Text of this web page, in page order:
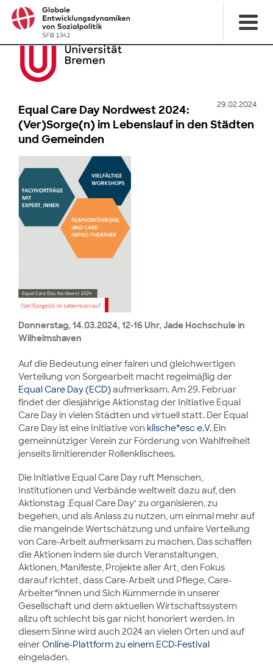
29.02.2024
Equal Care Day Nordwest 2024:
(Ver)Sorge(n) im Lebenslauf in den Städten
und Gemeinden
Donnerstag, 14.03.2024, 12-16 Uhr, Jade Hochschule in
Wilhelmshaven
Auf die Bedeutung einer fairen und gleichwertigen
Verteilung von Sorgearbeit macht regelmäßig der
Equal Care Day (ECD)aufmerksam. Am 29. Februar
findet der diesjährige Aktionstag der Initiative Equal
Care Day in vielen Städten und virtuell statt. Der Equal
Care Day ist eine Initiative von klische*esc e.V. Ein
gemeinnütziger Verein zur Förderung von Wahlfreiheit
jenseits limitierender Rollenklischees.
Die Initiative Equal Care Day ruft Menschen,
Institutionen und Verbände weltweit dazu auf, den
Aktionstag ‚Equal Care Day‘ zu organisieren, zu
begehen, und als Anlass zu nutzen, um einmal mehr auf
die mangelnde Wertschätzung und unfaire Verteilung
von Care-Arbeit aufmerksam zu machen. Das schaffen
die Aktionen indem sie durch Veranstaltungen,
Aktionen, Manifeste, Projekte aller Art, den Fokus
darauf richtet, dass Care-Arbeit und Pflege, Care-
Arbeiter*innen und Sich Kümmernde in unserer
Gesellschaft und dem aktuellen Wirtschaftssystem
allzu oft schlecht bis gar nicht honoriert werden. In
diesem Sinne wird auch 2024 an vielen Orten und auf
einerOnline-Plattform zu einem ECD-Festival
eingeladen.